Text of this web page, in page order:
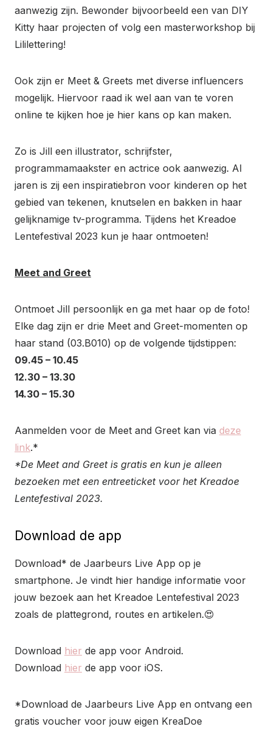
aanwezig zijn. Bewonder bijvoorbeeld een van DIY
Kitty haar projecten of volg een masterworkshop bij
Lililettering!
Ook zijn er Meet & Greets met diverse influencers
mogelijk. Hiervoor raad ik wel aan van te voren
online te kijken hoe je hier kans op kan maken.
Zo is Jill een illustrator, schrijfster,
programmamaakster en actrice ook aanwezig. Al
jaren is zij een inspiratiebron voor kinderen op het
gebied van tekenen, knutselen en bakken in haar
gelijknamige tv-programma. Tijdens het Kreadoe
Lentefestival 2023 kun je haar ontmoeten!
Meet and Greet
Ontmoet Jill persoonlijk en ga met haar op de foto!
Elke dag zijn er drie Meet and Greet-momenten op
haar stand (03.B010) op de volgende tijdstippen:
09.45 – 10.45
12.30 – 13.30
14.30 – 15.30
Aanmelden voor de Meet and Greet kan via deze
link.*
*De Meet and Greet is gratis en kun je alleen
bezoeken met een entreeticket voor het Kreadoe
Lentefestival 2023.
Download de app
Download* de Jaarbeurs Live App op je
smartphone. Je vindt hier handige informatie voor
jouw bezoek aan het Kreadoe Lentefestival 2023
zoals de plattegrond, routes en artikelen.😍
Download hier de app voor Android.
Download hier de app voor iOS.
*Download de Jaarbeurs Live App en ontvang een
gratis voucher voor jouw eigen KreaDoe